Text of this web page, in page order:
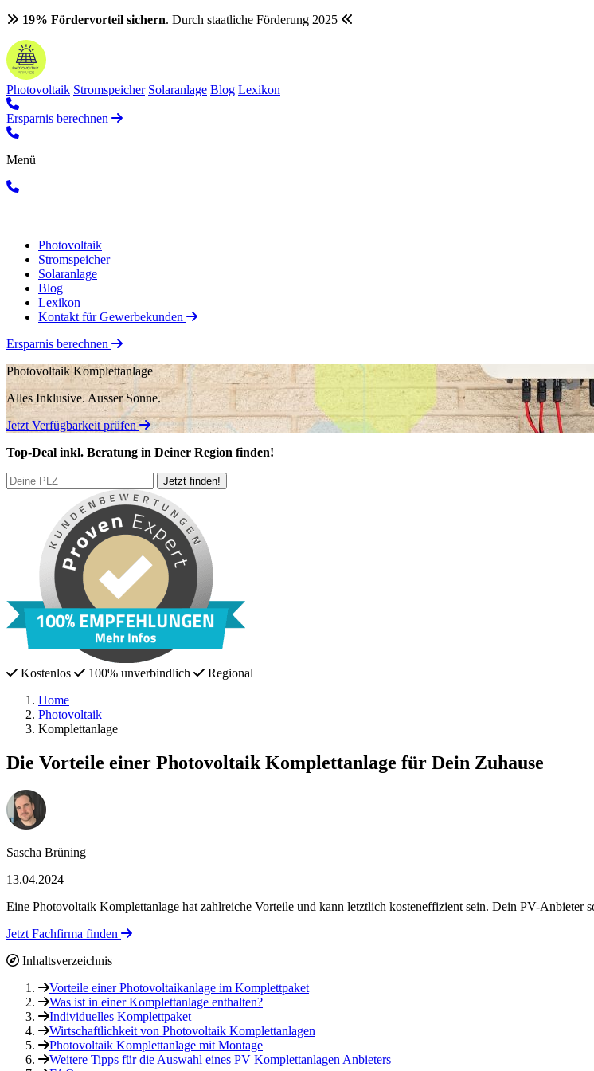
19% Fördervorteil sichern. Durch staatliche Förderung 2025
Photovoltaik Stromspeicher Solaranlage Blog Lexikon
Ersparnis berechnen
Menü
Photovoltaik
Stromspeicher
Solaranlage
Blog
Lexikon
Kontakt für Gewerbekunden
Ersparnis berechnen
Photovoltaik Komplettanlage
Alles Inklusive. Ausser Sonne.
Jetzt Verfügbarkeit prüfen
Top-Deal inkl. Beratung in Deiner Region finden!
Kostenlos 100% unverbindlich
Regional
Home
Photovoltaik
Komplettanlage
Die Vorteile einer Photovoltaik Komplettanlage für Dein Zuhause
Sascha Brüning
13.04.2024
Eine Photovoltaik Komplettanlage hat zahlreiche Vorteile und kann letztlich kosteneffizient sein. Dein PV-Anbieter
Jetzt Fachfirma finden
Inhaltsverzeichnis
Vorteile einer Photovoltaikanlage im Komplettpaket
Was ist in einer Komplettanlage enthalten?
Individuelles Komplettpaket
Wirtschaftlichkeit von Photovoltaik Komplettanlagen
Photovoltaik Komplettanlage mit Montage
Weitere Tipps für die Auswahl eines PV Komplettanlagen Anbieters